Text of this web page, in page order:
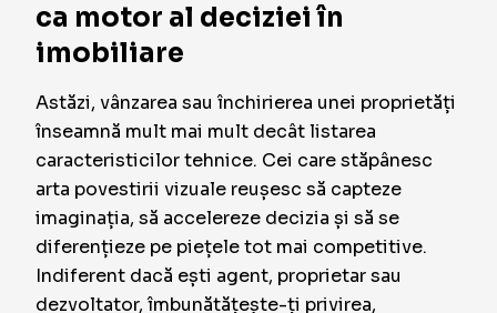
ca motor al deciziei în
imobiliare
Astăzi, vânzarea sau închirierea unei proprietăți
înseamnă mult mai mult decât listarea
caracteristicilor tehnice. Cei care stăpânesc
arta povestirii vizuale reușesc să capteze
imaginația, să accelereze decizia și să se
diferențieze pe piețele tot mai competitive.
Indiferent dacă ești agent, proprietar sau
dezvoltator, îmbunătățește-ți privirea,